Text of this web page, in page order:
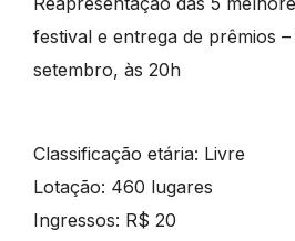
festival e entrega de prêmios –
setembro, às 20h
Classificação etária: Livre
Lotação: 460 lugares
Ingressos: R$ 20